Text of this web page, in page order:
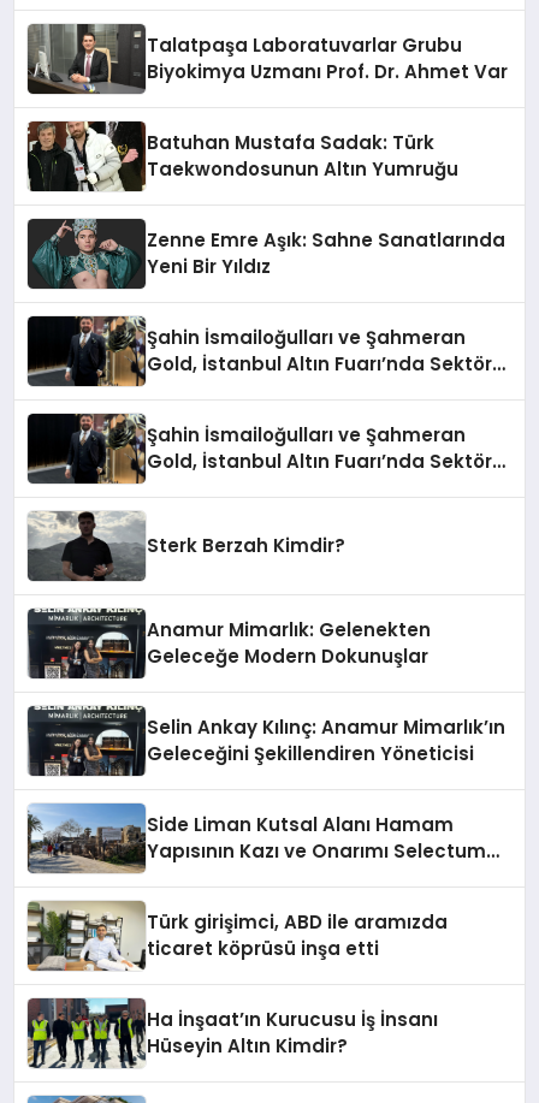
Talatpaşa Laboratuvarlar Grubu
Biyokimya Uzmanı Prof. Dr. Ahmet Var
Batuhan Mustafa Sadak: Türk
Taekwondosunun Altın Yumruğu
Zenne Emre Aşık: Sahne Sanatlarında
Yeni Bir Yıldız
Şahin İsmailoğulları ve Şahmeran
Gold, İstanbul Altın Fuarı’nda Sektöre
Şahin İsmailoğulları ve Şahmeran
Gold, İstanbul Altın Fuarı’nda Sektöre
Sterk Berzah Kimdir?
Anamur Mimarlık: Gelenekten
Geleceğe Modern Dokunuşlar
Selin Ankay Kılınç: Anamur Mimarlık’ın
Geleceğini Şekillendiren Yöneticisi
Side Liman Kutsal Alanı Hamam
Yapısının Kazı ve Onarımı Selectum
Türk girişimci, ABD ile aramızda
ticaret köprüsü inşa etti
Ha İnşaat’ın Kurucusu İş İnsanı
Hüseyin Altın Kimdir?